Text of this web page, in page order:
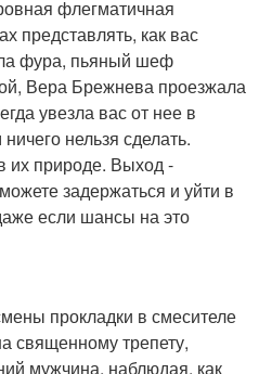
флегматичная
представлять, как вас
фура, пьяный шеф
Вера Брежнева проезжала
увезла вас от нее в
нельзя сделать.
их природе. Выход -
задержаться и уйти в
если шансы на это
прокладки в смесителе
священному трепету,
мужчина, наблюдая, как